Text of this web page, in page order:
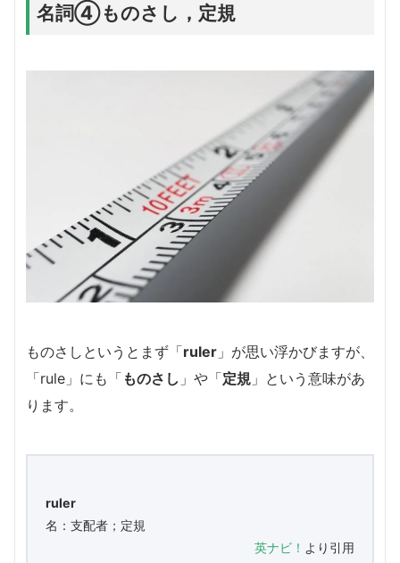
名詞④ものさし，定規
ものさしというとまず「ruler 」が思い浮かびますが、
「rule」にも「 ものさし 」や「定規 」という意味があ
ります。
ruler
名：支配者；定規
英ナビ！ より引用